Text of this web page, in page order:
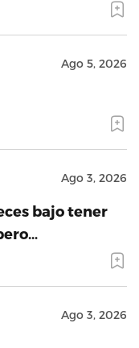
Ago 5, 2026
Ago 3, 2026
bajo tener
Ago 3, 2026